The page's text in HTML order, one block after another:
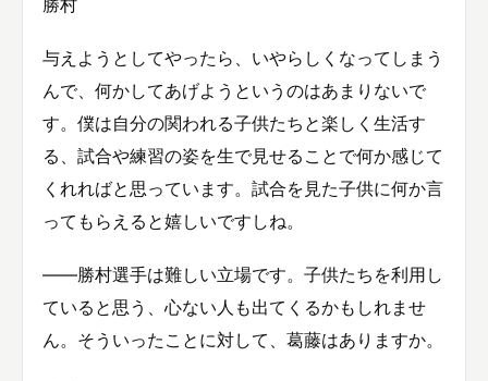
与えようとしてやったら、いやらしくなってしまう
んで、何かしてあげようというのはあまりないで
す。僕は自分の関われる子供たちと楽しく生活す
る、試合や練習の姿を生で見せることで何か感じて
くれればと思っています。試合を見た子供に何か言
ってもらえると嬉しいですしね。
——勝村選手は難しい立場です。子供たちを利用し
ていると思う、心ない人も出てくるかもしれませ
ん。そういったことに対して、葛藤はありますか。